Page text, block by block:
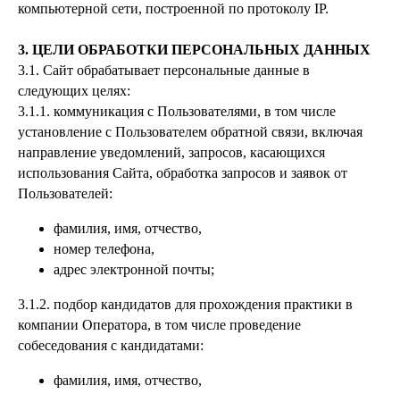
компьютерной сети, построенной по протоколу IP.
3. ЦЕЛИ ОБРАБОТКИ ПЕРСОНАЛЬНЫХ ДАННЫХ
3.1. Сайт обрабатывает персональные данные в
следующих целях:
3.1.1. коммуникация с Пользователями, в том числе
установление с Пользователем обратной связи, включая
направление уведомлений, запросов, касающихся
использования Сайта, обработка запросов и заявок от
Пользователей:
фамилия, имя, отчество,
номер телефона,
адрес электронной почты;
3.1.2. подбор кандидатов для прохождения практики в
компании Оператора, в том числе проведение
собеседования с кандидатами:
фамилия, имя, отчество,